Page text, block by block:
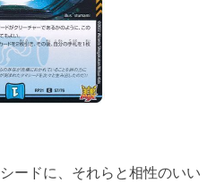
ードに、それらと相性のいい